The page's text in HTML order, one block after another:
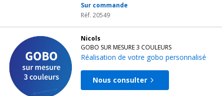
Sur commande
Réf. 20549
Nicols
GOBO SUR MESURE 3 COULEURS
Réalisation de votre gobo personnalisé
Nous consulter